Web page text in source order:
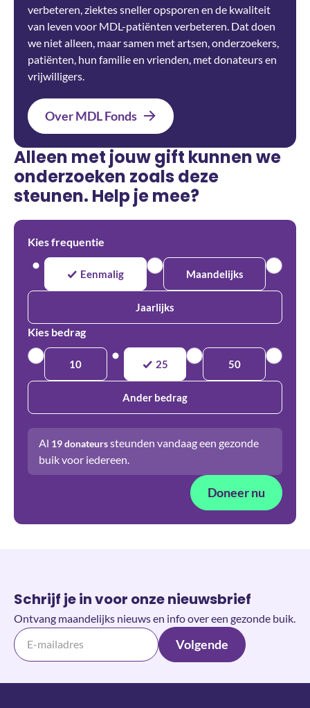
verbeteren, ziektes sneller opsporen en de kwaliteit
van leven voor MDL-patiënten verbeteren. Dat doen
we niet alleen, maar samen met artsen, onderzoekers,
patiënten, hun familie en vrienden, met donateurs en
vrijwilligers.
Over MDL Fonds
Alleen met jouw gift kunnen we
onderzoeken zoals deze
steunen. Help je mee?
Kies frequentie
Eenmalig Maandelijks
Jaarlijks
Kies bedrag
10 25 50
Ander bedrag
Al 19donateurssteunden vandaag een gezonde
buik voor iedereen.
Doneer nu
Schrijf je in voor onze nieuwsbrief
Ontvang maandelijks nieuws en info over een gezonde buik.
Volgende